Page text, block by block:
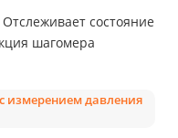
состояние
шагомера
с измерением давления